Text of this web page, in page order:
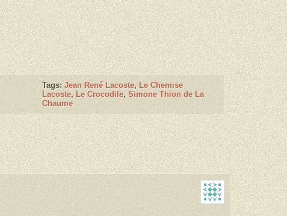
Tags: Jean René Lacoste, Le Chemise
Lacoste, Le Crocodile, Simone Thion de La
Chaume